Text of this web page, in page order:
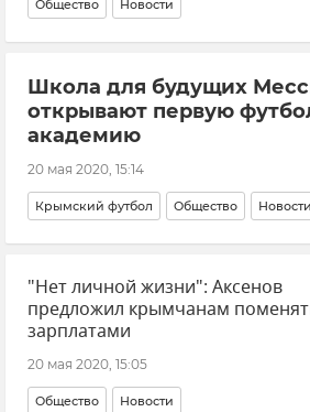
Общество Новости
Школа для будущих
открывают первую
академию
20 мая 2020, 15:14
Крымский футбол Общество Новости
"Нет личной жизни": Аксенов
предложил крымчанам
зарплатами
20 мая 2020, 15:05
Общество Новости